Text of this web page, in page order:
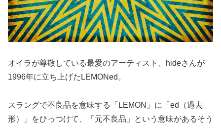
オイラが尊敬している最愛のアーティスト、hideさんが
1996年に立ち上げたLEMONed。
スラングで不良品を意味する「LEMON」に「ed（過去
形）」をひっつけて、「元不良品」という意味があるそう